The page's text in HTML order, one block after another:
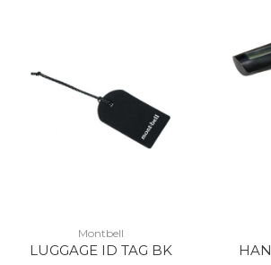
Montbell
LUGGAGE ID TAG BK